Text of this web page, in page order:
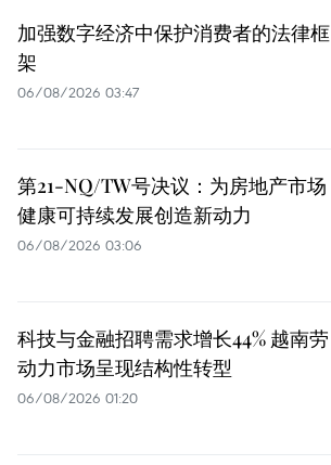
加强数字经济中保护消费者的法律框
架
06/08/2026 03:47
第21-NQ/TW号决议：为房地产市场
健康可持续发展创造新动力
06/08/2026 03:06
科技与金融招聘需求增长44% 越南劳
动力市场呈现结构性转型
06/08/2026 01:20